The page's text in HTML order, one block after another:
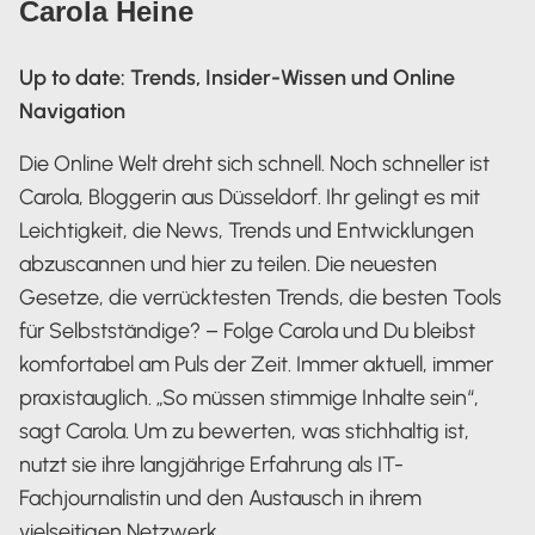
Carola Heine
Up to date: Trends, Insider-Wissen und Online
Navigation
Die Online Welt dreht sich schnell. Noch schneller ist
Carola, Bloggerin aus Düsseldorf. Ihr gelingt es mit
Leichtigkeit, die News, Trends und Entwicklungen
abzuscannen und hier zu teilen. Die neuesten
Gesetze, die verrücktesten Trends, die besten Tools
für Selbstständige? – Folge Carola und Du bleibst
komfortabel am Puls der Zeit. Immer aktuell, immer
praxistauglich. „So müssen stimmige Inhalte sein“,
sagt Carola. Um zu bewerten, was stichhaltig ist,
nutzt sie ihre langjährige Erfahrung als IT-
Fachjournalistin und den Austausch in ihrem